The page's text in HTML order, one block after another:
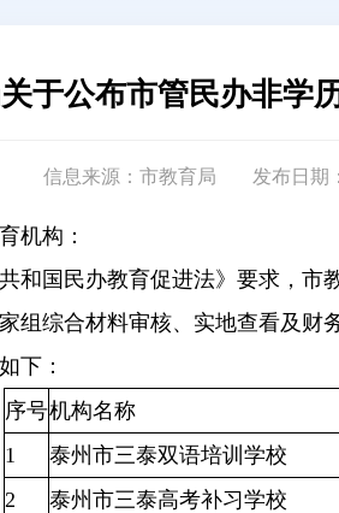
于公布市管民办非学
信息来源：市教育局 发布日期
机构：
和国民办教育促进法》要求，市
组综合材料审核、实地查看及
下：
序号机构名称
1
泰州市三泰双语培训学校
2
泰州市三泰高考补习学校